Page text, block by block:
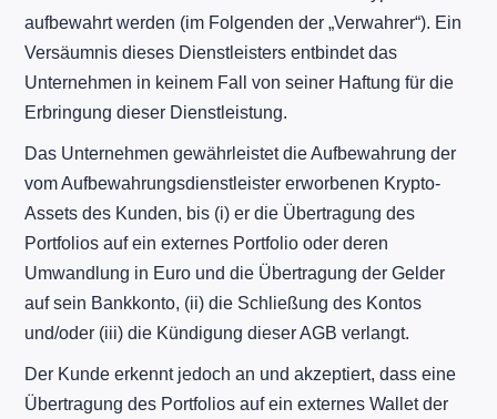
aufbewahrt werden (im Folgenden der „Verwahrer“). Ein
Versäumnis dieses Dienstleisters entbindet das
Unternehmen in keinem Fall von seiner Haftung für die
Erbringung dieser Dienstleistung.
Das Unternehmen gewährleistet die Aufbewahrung der
vom Aufbewahrungsdienstleister erworbenen Krypto-
Assets des Kunden, bis (i) er die Übertragung des
Portfolios auf ein externes Portfolio oder deren
Umwandlung in Euro und die Übertragung der Gelder
auf sein Bankkonto, (ii) die Schließung des Kontos
und/oder (iii) die Kündigung dieser AGB verlangt.
Der Kunde erkennt jedoch an und akzeptiert, dass eine
Übertragung des Portfolios auf ein externes Wallet der